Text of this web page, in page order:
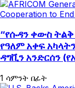
“የሱዳን ቀውስ
የዓለም አቀፍ
ዳግቪን አንድርሰን
1 ሳምንት በፊት